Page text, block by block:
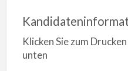
Klicken Sie zum
unten